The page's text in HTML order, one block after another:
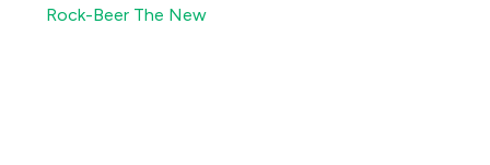
Rock-Beer The New